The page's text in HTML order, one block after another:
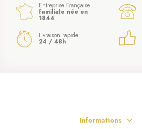
Entreprise Française
familiale née en
1844
Livraison rapide
24 / 48h
Informations